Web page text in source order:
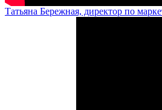
Татьяна Бережная, директор по